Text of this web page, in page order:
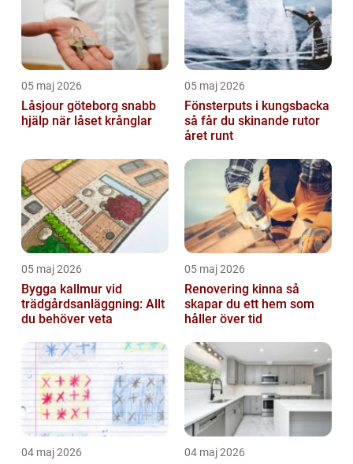
05 maj 2026
Låsjour göteborg snabb
hjälp när låset krånglar
05 maj 2026
Fönsterputs i kungsbacka
så får du skinande rutor
året runt
05 maj 2026
Bygga kallmur vid
trädgårdsanläggning: Allt
du behöver veta
05 maj 2026
Renovering kinna så
skapar du ett hem som
håller över tid
04 maj 2026 04 maj 2026